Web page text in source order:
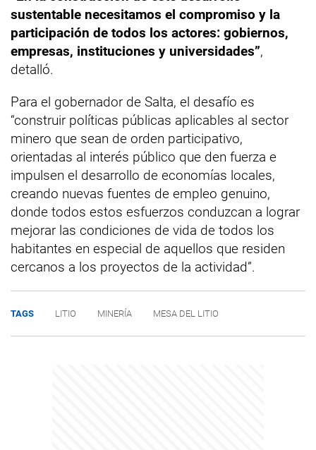
sustentable necesitamos el compromiso y la
participación de todos los actores: gobiernos,
empresas, instituciones y universidades”,
detalló.
Para el gobernador de Salta, el desafío es
“construir políticas públicas aplicables al sector
minero que sean de orden participativo,
orientadas al interés público que den fuerza e
impulsen el desarrollo de economías locales,
creando nuevas fuentes de empleo genuino,
donde todos estos esfuerzos conduzcan a lograr
mejorar las condiciones de vida de todos los
habitantes en especial de aquellos que residen
cercanos a los proyectos de la actividad”.
TAGS LITIO MINERÍA MESA DEL LITIO